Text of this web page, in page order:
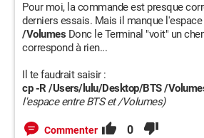
Pour moi, la commande est presque
derniers essais. Mais il manque
/Volumes Donc le Terminal "voit" un
correspond à rien...
Il te faudrait saisir :
cp -R /Users/lulu/Desktop/BTS /
l'espace entre BTS et /Volumes)
Commenter 0